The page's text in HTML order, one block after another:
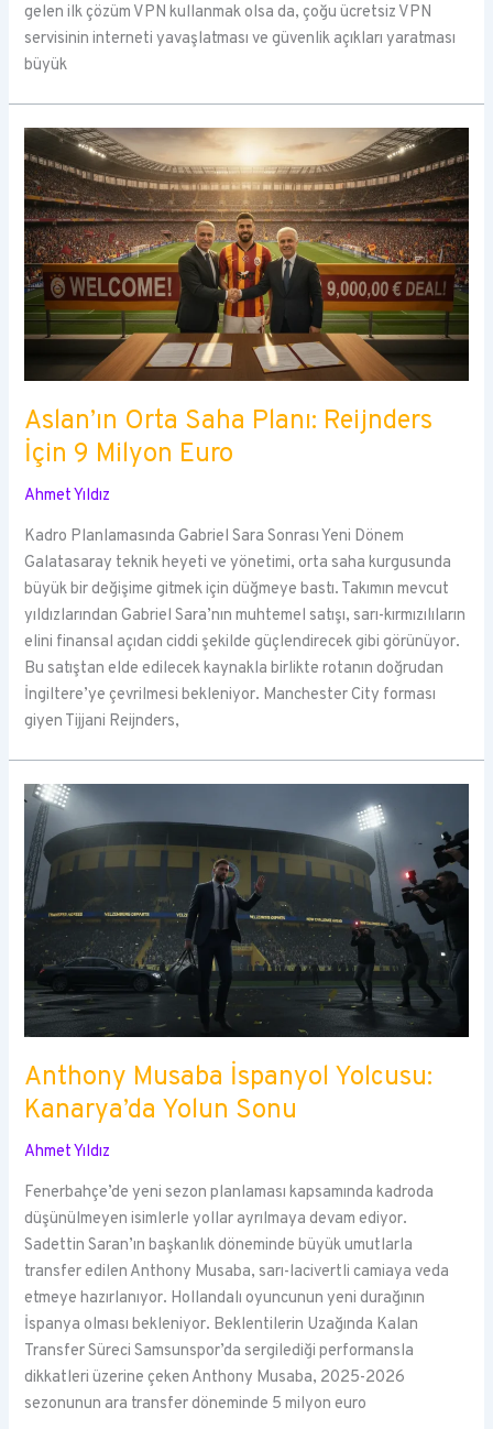
gelen ilk çözüm VPN kullanmak olsa da, çoğu ücretsiz VPN
servisinin interneti yavaşlatması ve güvenlik açıkları yaratması
büyük
Aslan’ın Orta Saha Planı: Reijnders
İçin 9 Milyon Euro
Ahmet Yıldız
Kadro Planlamasında Gabriel Sara Sonrası Yeni Dönem
Galatasaray teknik heyeti ve yönetimi, orta saha kurgusunda
büyük bir değişime gitmek için düğmeye bastı. Takımın mevcut
yıldızlarından Gabriel Sara’nın muhtemel satışı, sarı-kırmızılıların
elini finansal açıdan ciddi şekilde güçlendirecek gibi görünüyor.
Bu satıştan elde edilecek kaynakla birlikte rotanın doğrudan
İngiltere’ye çevrilmesi bekleniyor. Manchester City forması
giyen Tijjani Reijnders,
Anthony Musaba İspanyol Yolcusu:
Kanarya’da Yolun Sonu
Ahmet Yıldız
Fenerbahçe’de yeni sezon planlaması kapsamında kadroda
düşünülmeyen isimlerle yollar ayrılmaya devam ediyor.
Sadettin Saran’ın başkanlık döneminde büyük umutlarla
transfer edilen Anthony Musaba, sarı-lacivertli camiaya veda
etmeye hazırlanıyor. Hollandalı oyuncunun yeni durağının
İspanya olması bekleniyor. Beklentilerin Uzağında Kalan
Transfer Süreci Samsunspor’da sergilediği performansla
dikkatleri üzerine çeken Anthony Musaba, 2025-2026
sezonunun ara transfer döneminde 5 milyon euro